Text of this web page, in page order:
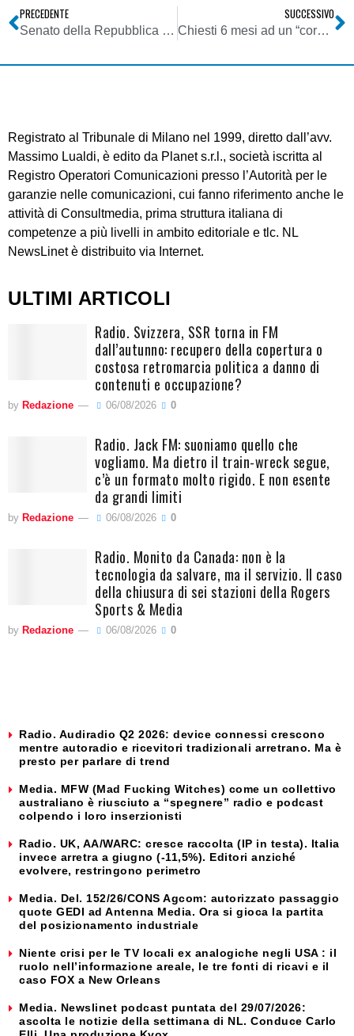
PRECEDENTE
Senato della Repubblica – VII Commissione – Cultura, Scienza e Istruzione
SUCCESSIVO
Chiesti 6 mesi ad un “corvo” informatico: aveva aperto un indirizzo e-mail a nome di un’altra persona
Registrato al Tribunale di Milano nel 1999, diretto dall’avv.
Massimo Lualdi, è edito da Planet s.r.l., società iscritta al
Registro Operatori Comunicazioni presso l’Autorità per le
garanzie nelle comunicazioni, cui fanno riferimento anche le
attività di Consultmedia, prima struttura italiana di
competenze a più livelli in ambito editoriale e tlc. NL
NewsLinet è distribuito via Internet.
ULTIMI ARTICOLI
Radio. Svizzera, SSR torna in FM
dall’autunno: recupero della copertura o
costosa retromarcia politica a danno di
contenuti e occupazione?
by Redazione 06/08/2026 0
Radio. Jack FM: suoniamo quello che
vogliamo. Ma dietro il train-wreck segue,
c’è un formato molto rigido. E non esente
da grandi limiti
by Redazione 06/08/2026 0
Radio. Monito da Canada: non è la
tecnologia da salvare, ma il servizio. Il caso
della chiusura di sei stazioni della Rogers
Sports & Media
by Redazione 06/08/2026 0
Radio. Audiradio Q2 2026: device connessi crescono
mentre autoradio e ricevitori tradizionali arretrano. Ma è
presto per parlare di trend
Media. MFW (Mad Fucking Witches) come un collettivo
australiano è riusciuto a “spegnere” radio e podcast
colpendo i loro inserzionisti
Radio. UK, AA/WARC: cresce raccolta (IP in testa). Italia
invece arretra a giugno (-11,5%). Editori anziché
evolvere, restringono perimetro
Media. Del. 152/26/CONS Agcom: autorizzato passaggio
quote GEDI ad Antenna Media. Ora si gioca la partita
del posizionamento industriale
Niente crisi per le TV locali ex analogiche negli USA : il
ruolo nell’informazione areale, le tre fonti di ricavi e il
caso FOX a New Orleans
Media. Newslinet podcast puntata del 29/07/2026:
ascolta le notizie della settimana di NL. Conduce Carlo